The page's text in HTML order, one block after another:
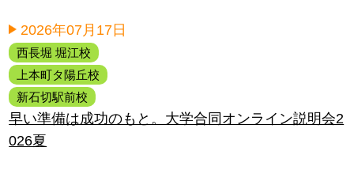
2026年07月17日
西長堀 堀江校
上本町タ陽丘校
新石切駅前校
早い準備は成功のもと。大学合同オンライン説明会2
026夏